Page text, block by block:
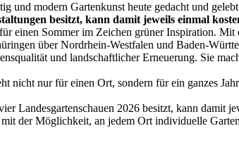
und modern Gartenkunst heute gedacht und
besitzt, kann damit jeweils einmal
einen Sommer im Zeichen grüner Inspiration.
über Nordrhein-Westfalen und Baden-
und landschaftlicher Erneuerung. Sie
nicht nur für einen Ort, sondern für ein ganzes
Landesgartenschauen 2026 besitzt, kann damit
der Möglichkeit, an jedem Ort individuelle